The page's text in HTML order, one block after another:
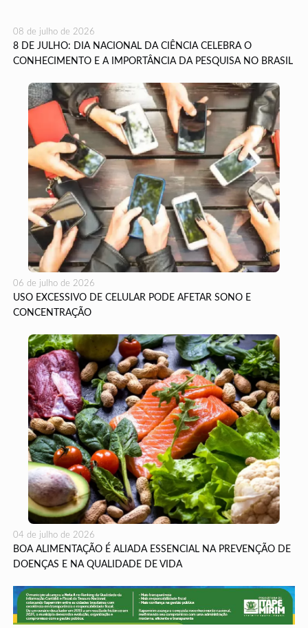
08 de julho de 2026
8 DE JULHO: DIA NACIONAL DA CIÊNCIA CELEBRA O
CONHECIMENTO E A IMPORTÂNCIA DA PESQUISA NO BRASIL
06 de julho de 2026
USO EXCESSIVO DE CELULAR PODE AFETAR SONO E
CONCENTRAÇÃO
04 de julho de 2026
BOA ALIMENTAÇÃO É ALIADA ESSENCIAL NA PREVENÇÃO DE
DOENÇAS E NA QUALIDADE DE VIDA